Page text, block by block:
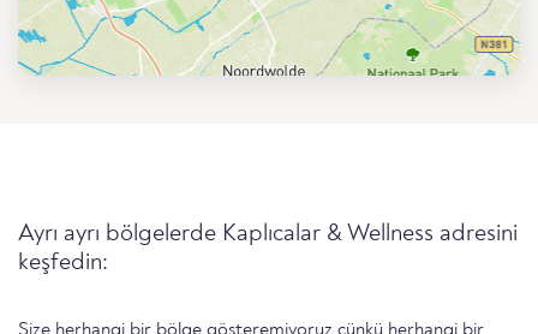
Ayrı ayrı bölgelerde Kaplıcalar & Wellness adresini
keşfedin: